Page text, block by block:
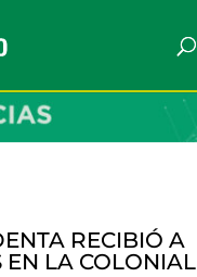
RECIBIÓ A
EN LA COLONIAL